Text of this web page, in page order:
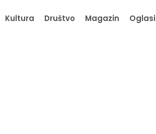
Kultura Društvo Magazin Oglasi